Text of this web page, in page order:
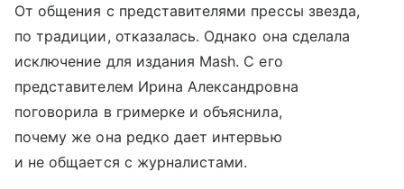
От общения с представителями прессы звезда,
по традиции, отказалась. Однако она сделала
исключение для издания Mash. С его
представителем Ирина Александровна
поговорила в гримерке и объяснила,
почему же она редко дает интервью
и не общается с журналистами.